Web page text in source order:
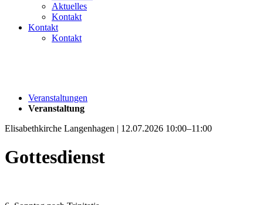
Aktuelles
Kontakt
Kontakt
Kontakt
Veranstaltungen
Veranstaltung
Elisabethkirche Langenhagen | 12.07.2026 10:00–11:00
Gottesdienst